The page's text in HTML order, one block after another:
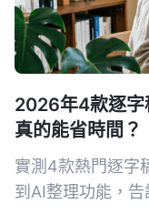
2026年4款逐
真的能省時間？
實測4款熱門逐字
到AI整理功能，